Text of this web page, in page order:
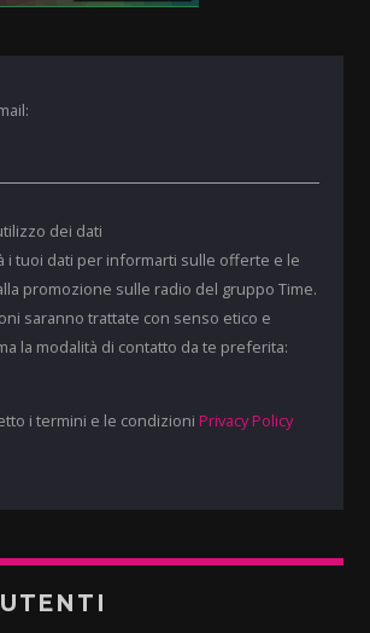
dei dati
i tuoi dati per informarti sulle offerte e le
promozione sulle radio del gruppo Time.
saranno trattate con senso etico e
la modalità di contatto da te preferita:
i termini e le condizioni Privacy Policy